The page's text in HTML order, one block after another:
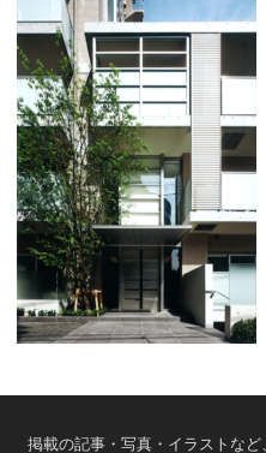
掲載の記事・写真・イラストな